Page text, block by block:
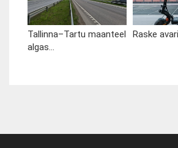
Tallinna–Tartu maanteel
algas...
Raske